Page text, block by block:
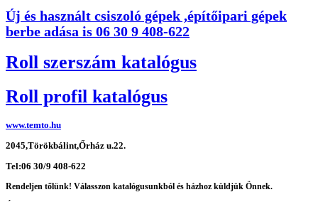
Új és használt csiszoló gépek ,építőipari gépek
berbe adása is 06 30 9 408-622
Roll szerszám katalógus
Roll profil katalógus
www.temto.hu
2045,Törökbálint,Őrház u.22.
Tel:06 30/9 408-622
Rendeljen tőlünk! Válasszon katalógusunkból és házhoz küldjük Önnek.